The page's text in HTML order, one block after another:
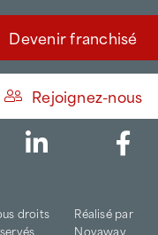
Devenir franchisé
Rejoignez-nous
droits
Réalisé par
Novaway